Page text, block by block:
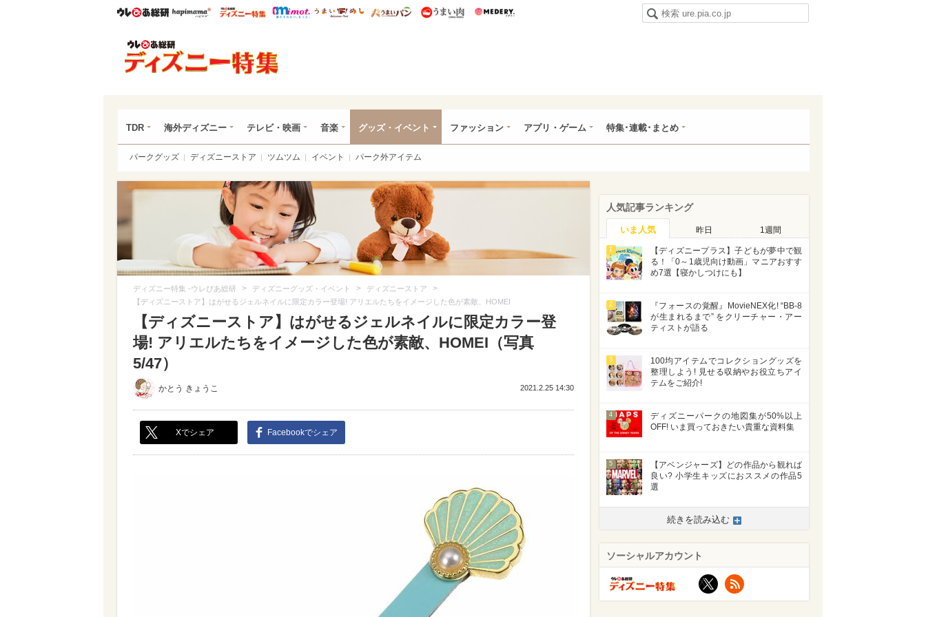
ウレぴあ総研ハピママ* ウレぴあ総研 ディズニー特集
mimot. うまいめし うまいパン うまい肉
TDR 海外ディズニー テレビ・映画 音楽 グッズ・イベント ファッション アプリ・ゲーム 特集･連載･まとめ
パークグッズ ディズニーストア ツムツム イベント パーク外アイテム
ディズニー特集 -ウレぴあ総研 > ディズニーグッズ・イベント > ディズニーストア >
【ディズニーストア】はがせるジェルネイルに限定カラー登場! アリエルたちをイメージした色が素敵、HOMEI
【ディズニーストア】はがせるジェルネイルに限定カラー登
場! アリエルたちをイメージした色が素敵、HOMEI（写真
5/47）
かとう きょうこ 2021.2.25 14:30
Xでシェア Facebookでシェア
人気記事ランキング
いま人気 昨日 1週間
1
【ディズニープラス】子どもが夢中で観
る！「0～1歳児向け動画」マニアおすす
め7選【寝かしつけにも】
2
『フォースの覚醒』MovieNEX化! “BB-8
が生まれるまで” をクリーチャー・アー
ティストが語る
3
100均アイテムでコレクショングッズを
整理しよう! 見せる収納やお役立ちアイ
テムをご紹介!
4
ディズニーパークの地図集が50%以上
OFF! いま買っておきたい貴重な資料集
5
【アベンジャーズ】どの作品から観れば
良い? 小学生キッズにおススメの作品5
選
続きを読み込む
ソーシャルアカウント
X